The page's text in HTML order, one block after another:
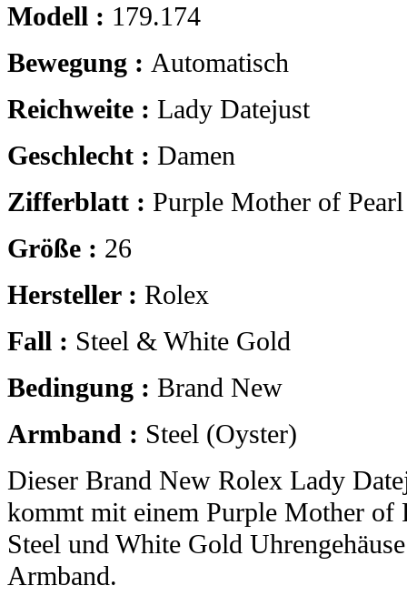
Modell : 179.174
Bewegung : Automatisch
Reichweite : Lady Datejust
Geschlecht : Damen
Zifferblatt : Purple Mother of
Größe : 26
Hersteller : Rolex
Fall : Steel & White Gold
Bedingung : Brand New
Armband : Steel (Oyster)
Dieser Brand New Rolex Lady
kommt mit einem Purple Mother of
Steel und White Gold
Armband.